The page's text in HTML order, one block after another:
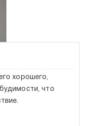
хорошего,
что